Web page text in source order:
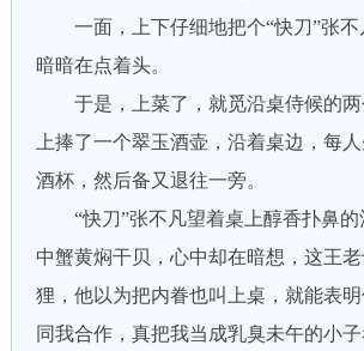
一面，上下仔细地把个“快刀”张不
暗暗在点着头。
于是，上菜了，就觅沿桌侍候的两
上捧了一个翠玉酒壶，沿着桌边，每
酒杯，然后备又退往一旁。
“快刀”张不凡望着桌上醇香扑鼻的
中蟹黄焖干贝，心中却在暗想，这王
狸，他以为把内眷也叫上桌，就能表
同我合作，真把我当成乳臭未午的小